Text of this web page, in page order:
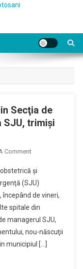
Secţia de
SJU, trimişi
CommentOn
Pacienţii
Non-
COVID
Din
Secţia
De
Obstetrică
şi
(SJU)
începând de vineri,
spitale din
managerul SJU,
nou-născuţii
municipiul […]